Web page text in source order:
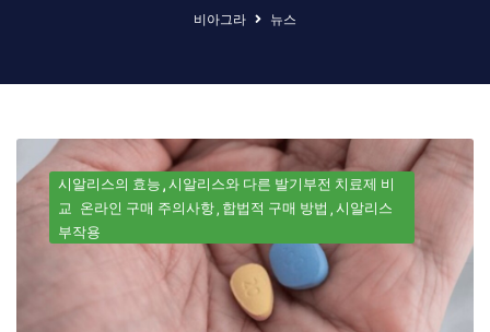
비아그라 뉴스
시알리스의 효능 시알리스와 다른 발기부전 치료제 비
교 온라인 구매 주의사항 합법적 구매 방법 시알리스
부작용